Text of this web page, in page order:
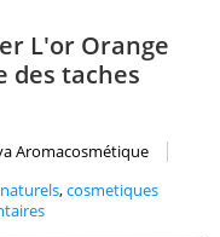
L'or Orange
des taches
Aromacosmétique
,cosmetiques